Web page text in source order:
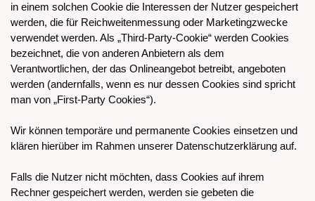
in einem solchen Cookie die Interessen der Nutzer gespeichert
werden, die für Reichweitenmessung oder Marketingzwecke
verwendet werden. Als „Third-Party-Cookie“ werden Cookies
bezeichnet, die von anderen Anbietern als dem
Verantwortlichen, der das Onlineangebot betreibt, angeboten
werden (andernfalls, wenn es nur dessen Cookies sind spricht
man von „First-Party Cookies“).
Wir können temporäre und permanente Cookies einsetzen und
klären hierüber im Rahmen unserer Datenschutzerklärung auf.
Falls die Nutzer nicht möchten, dass Cookies auf ihrem
Rechner gespeichert werden, werden sie gebeten die